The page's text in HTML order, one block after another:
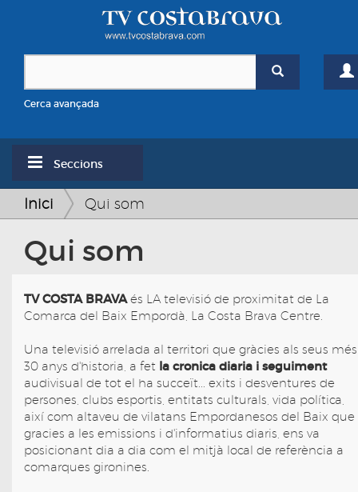
Cerca avançada
Seccions
Inici Qui som
Qui som
TV COSTA BRAVAés LA televisió de proximitat de La
Comarca del Baix Empordà, La Costa Brava Centre.
Una televisió arrelada al territori que gràcies als seus més
30 anys d'historia, a fet la cronica diaria i seguiment
audivisual de tot el ha succeït... exits i desventures de
persones, clubs esportis, entitats culturals, vida política,
així com altaveu de vilatans Empordanesos del Baix que
gracies a les emissions i d'informatius diaris, ens va
posicionant dia a dia com el mitjà local de referència a
comarques gironines.